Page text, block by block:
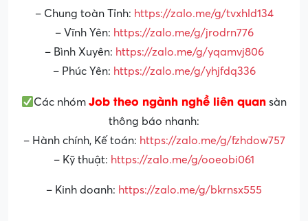
– Chung toàn Tỉnh: https://zalo.me/g/tvxhld134
– Vĩnh Yên: https://zalo.me/g/jrodrn776
– Bình Xuyên: https://zalo.me/g/yqamvj806
– Phúc Yên: https://zalo.me/g/yhjfdq336
Các nhómJob theo ngành nghề liên quan sàn
thông báo nhanh:
– Hành chính, Kế toán: https://zalo.me/g/fzhdow757
– Kỹ thuật: https://zalo.me/g/ooeobi061
– Kinh doanh: https://zalo.me/g/bkrnsx555